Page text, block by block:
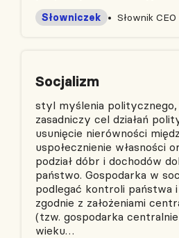
Słownik CEO
Słowniczek
Socjalizm
styl myślenia
zasadniczy cel działań
usunięcie nierówności
uspołecznienie własności
podział dóbr i dochodów
państwo. Gospodarka w
podlegać kontroli państwa
zgodnie z założeniami
(tzw. gospodarka
wieku…